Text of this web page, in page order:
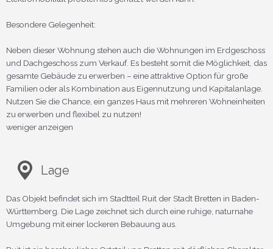
Besondere Gelegenheit:
Neben dieser Wohnung stehen auch die Wohnungen im Erdgeschoss
und Dachgeschoss zum Verkauf. Es besteht somit die Möglichkeit, das
gesamte Gebäude zu erwerben – eine attraktive Option für große
Familien oder als Kombination aus Eigennutzung und Kapitalanlage.
Nutzen Sie die Chance, ein ganzes Haus mit mehreren Wohneinheiten
zu erwerben und flexibel zu nutzen!
weniger anzeigen
Lage
Das Objekt befindet sich im Stadtteil Ruit der Stadt Bretten in Baden-
Württemberg. Die Lage zeichnet sich durch eine ruhige, naturnahe
Umgebung mit einer lockeren Bebauung aus.